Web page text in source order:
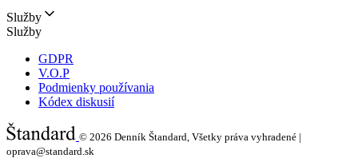
Služby
Služby
GDPR
V.O.P
Podmienky používania
Kódex diskusií
© 2026 Denník Štandard, Všetky práva vyhradené |
oprava@standard.sk